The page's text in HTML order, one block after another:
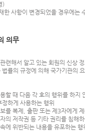
)
한 사항이 변경되었을 경우에는
의무
련해서 알고 있는 회원의 신상
률의 규정에 의해 국가기관의
할 때 다음 각 호의 행위를 하지
하게 사용하는 행위
를 복제, 출판 또는 제3자에게 제
의 저작권 등 기타 권리를 침해하
에 위반되는 내용을 유포하는 행